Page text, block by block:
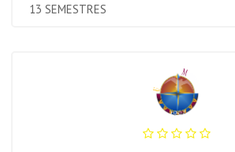
13 SEMESTRES